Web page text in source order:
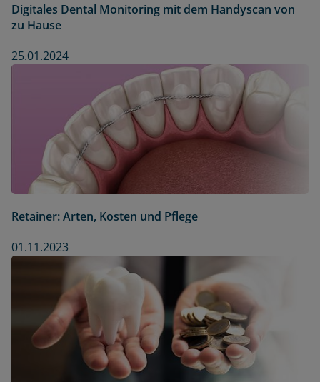
Digitales Dental Monitoring mit dem Handyscan von
zu Hause
25.01.2024
Retainer: Arten, Kosten und Pflege
01.11.2023